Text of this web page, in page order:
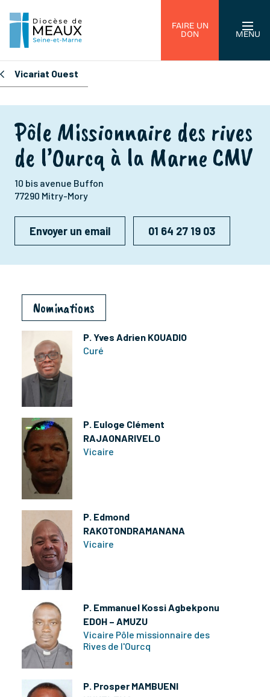
FAIRE UN
DON
MENU
Vicariat Ouest
Pôle Missionnaire des rives
de l’Ourcq à la Marne CMV
10 bis avenue Buffon
77290 Mitry-Mory
Envoyer un email 01 64 27 19 03
Nominations
P. Yves Adrien KOUADIO
Curé
P. Euloge Clément
RAJAONARIVELO
Vicaire
P. Edmond
RAKOTONDRAMANANA
Vicaire
P. Emmanuel Kossi Agbekponu
EDOH – AMUZU
Vicaire Pôle missionnaire des
Rives de l'Ourcq
P. Prosper MAMBUENI